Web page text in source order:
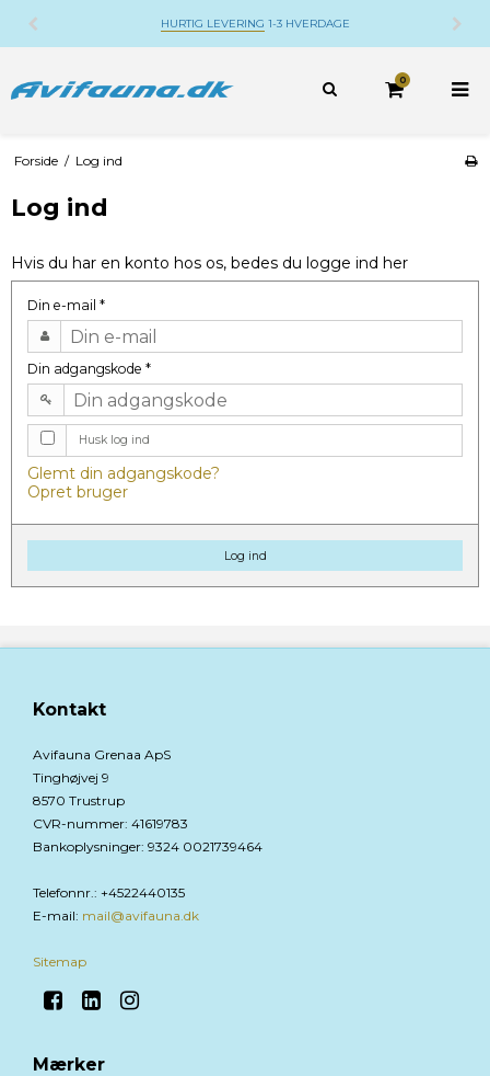
HURTIG LEVERING 1-3 HVERDAGE
0
Forside / Log ind
Log ind
Hvis du har en konto hos os, bedes du logge ind her
Din e-mail *
Din adgangskode *
Husk log ind
Glemt din adgangskode?
Opret bruger
Log ind
Kontakt
Avifauna Grenaa ApS
Tinghøjvej 9
8570 Trustrup
CVR-nummer: 41619783
Bankoplysninger: 9324 0021739464
Telefonnr. : +4522440135
E-mail: mail@avifauna.dk
Sitemap
Mærker